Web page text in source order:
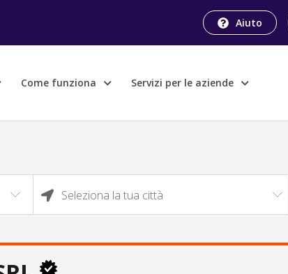
Aiuto
Come funziona Servizi per le aziende
Seleziona la tua città